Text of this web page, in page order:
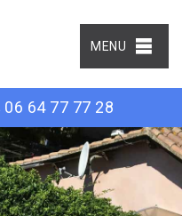
MENU
06 64 77 77 28